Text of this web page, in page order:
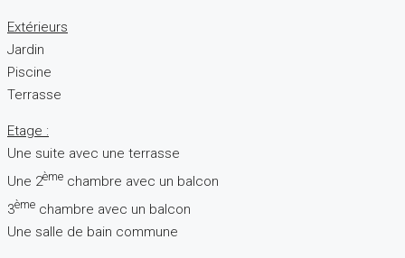
Extérieurs
Jardin
Piscine
Terrasse
Etage :
Une suite avec une terrasse
Une 2ème chambre avec un balcon
3ème chambre avec un balcon
Une salle de bain commune